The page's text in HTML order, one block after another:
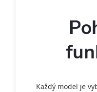
Každý model je